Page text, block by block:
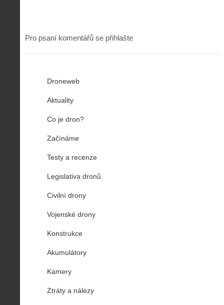
Pro psaní komentářů se přihlašte
Droneweb
Aktuality
Co je dron?
Začínáme
Testy a recenze
Legislativa dronů
Civilní drony
Vojenské drony
Konstrukce
Akumulátory
Kamery
Ztráty a nálezy